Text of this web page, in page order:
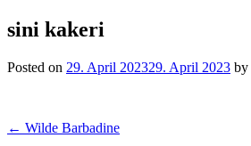
sini kakeri
Posted on 29. April 202329. April 2023 by
Post
← Wilde Barbadine